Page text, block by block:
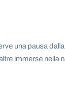
una pausa
immerse nella